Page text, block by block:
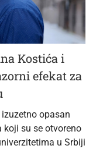
Kostića i
efekat za
opasan
su se otvoreno
u Srbiji